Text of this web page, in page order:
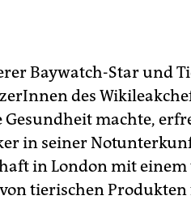
Baywatch-Star und
des
Gesundheit machte,
in seiner
in London mit einem
tierischen Produkten